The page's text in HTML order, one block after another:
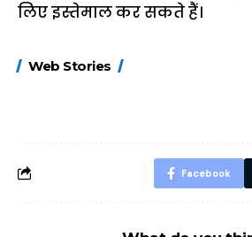
लिए इस्तेमाल कर सकते हैं।
Web Stories
FASTag के ये नए
Facebook